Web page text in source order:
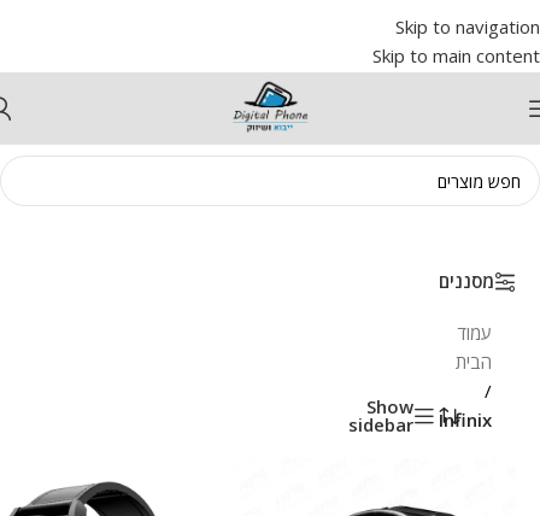
Skip to navigation
Skip to main content
מסננים
עמוד
הבית
/
Infinix
Show
sidebar